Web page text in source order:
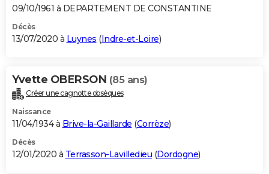
09/10/1961 à DEPARTEMENT DE CONSTANTINE
Décès
13/07/2020 à Luynes (Indre-et-Loire)
Yvette OBERSON (85 ans)
Créer une cagnotte obsèques
Naissance
11/04/1934 à Brive-la-Gaillarde (Corrèze)
Décès
12/01/2020 à Terrasson-Lavilledieu (Dordogne)